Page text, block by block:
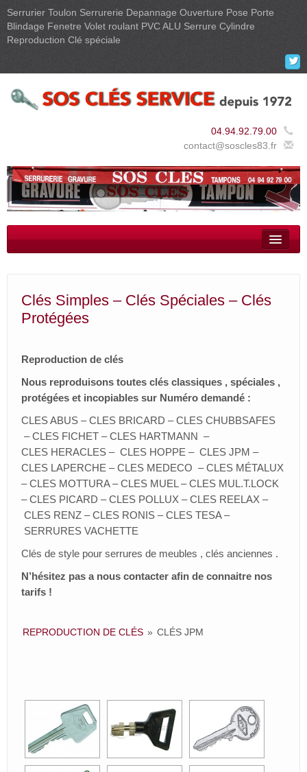
Serrurier Toulon Serrurerie Depannage Ouverture Pose Porte
Blindage Fenetre Volet roulant PVC ALU Serrure Cylindre
Reproduction Clé spéciale

04.94.92.79.00
contact@soscles83.fr
Clés auto / moto a puce
Serrures – Cylindres – Verrous – Cadenas
Gravures publics – Professionnelles – Bijoux
Tampons manuels – automatiques – dateurs –
encreurs
Contact
Clés Simples – Clés Spéciales – Clés
Protégées
Reproduction de clés
Nous reproduisons toutes clés classiques , spéciales ,
protégées et incopiables sur Numéro demandé :
CLES ABUS – CLES BRICARD – CLES CHUBBSAFES
– CLES FICHET – CLES HARTMANN –
CLES HERACLES – CLES HOPPE – CLES JPM –
CLES LAPERCHE – CLES MEDECO – CLES MÉTALUX
– CLES MOTTURA – CLES MUEL – CLES MUL.T.LOCK
– CLES PICARD – CLES POLLUX – CLES REELAX –
CLES RENZ – CLES RONIS – CLES TESA –
SERRURES VACHETTE
Clés de style pour serrures de meubles , clés anciennes .
N’hésitez pas a nous contacter afin de connaitre nos
tarifs !
REPRODUCTION DE CLÉS » CLÉS JPM